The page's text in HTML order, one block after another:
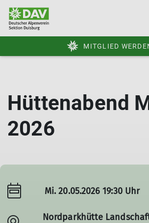
MITGLIED
Hüttenabend
2026
Mi. 20.05.2026 19:30 Uhr
Nordparkhütte